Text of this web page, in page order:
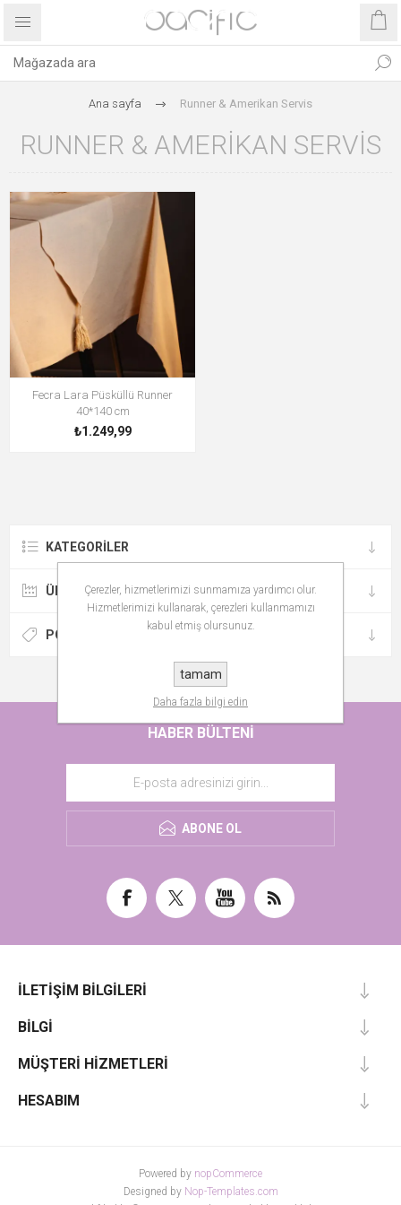
Ana sayfa Runner & Amerikan Servis
RUNNER & AMERIKAN SERVIS
Fecra Lara Püsküllü Runner
40*140 cm
₺1.249,99
KATEGORILER
ÜRETICILER
POPÜLER ETIKETLER
HABER BÜLTENI
ABONE OL
İLETIŞIM BILGILERI
BILGI
MÜŞTERI HIZMETLERI
HESABIM
Powered by nopCommerce
Designed by Nop-Templates.com
Çerezler, hizmetlerimizi sunmamıza yardımcı olur.
Hizmetlerimizi kullanarak, çerezleri kullanmamızı
kabul etmiş olursunuz.
tamam
Daha fazla bilgi edin